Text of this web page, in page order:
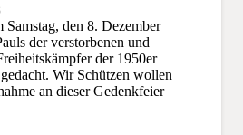
den 8. Dezember
der verstorbenen und
der 1950er
Wir Schützen wollen
an dieser Gedenkfeier